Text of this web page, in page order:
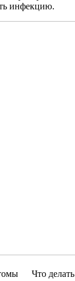
инфекцию.
Что делать